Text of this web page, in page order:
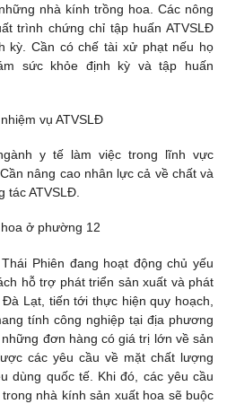
nhà kính trồng hoa. Các nông
trình chứng chỉ tập huấn ATVSLĐ
kỳ. Cần có chế tài xử phạt nếu họ
sức khỏe định kỳ và tập huấn
vụ ATVSLĐ
y tế làm việc trong lĩnh vực
nâng cao nhân lực cả về chất và
tác ATVSLĐ.
ở phường 12
Phiên đang hoạt động chủ yếu
hỗ trợ phát triển sản xuất và phát
Lạt, tiến tới thực hiện quy hoạch,
tính công nghiệp tại địa phương
đơn hàng có giá trị lớn về sản
các yêu cầu về mặt chất lượng
dùng quốc tế. Khi đó, các yêu cầu
nhà kính sản xuất hoa sẽ buộc